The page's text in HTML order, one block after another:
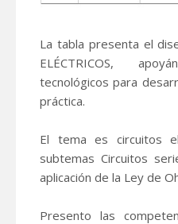
La tabla presenta el
ELÉCTRICOS,
tecnológicos para
práctica.
El tema es circuitos
subtemas Circuitos
aplicación de la Ley de
Presento las